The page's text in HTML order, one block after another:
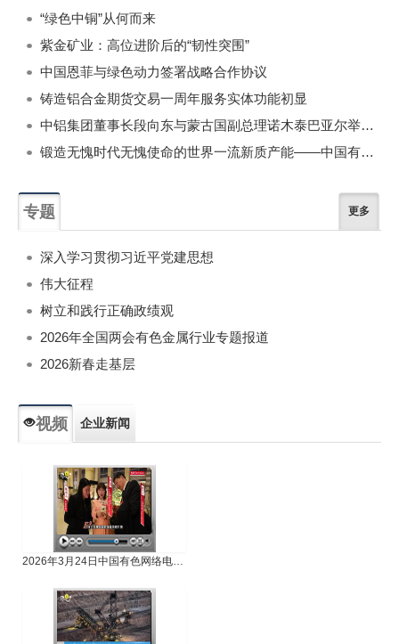
“绿色中铜”从何而来
紫金矿业：高位进阶后的“韧性突围”
中国恩菲与绿色动力签署战略合作协议
铸造铝合金期货交易一周年服务实体功能初显
中铝集团董事长段向东与蒙古国副总理诺木泰巴亚尔举行会谈
锻造无愧时代无愧使命的世界一流新质产能——中国有色金属工业的战略应对与破局之道（二）
专题 更多
深入学习贯彻习近平党建思想
伟大征程
树立和践行正确政绩观
2026年全国两会有色金属行业专题报道
2026新春走基层
视频 企业新闻
2026年3月24日中国有色网络电视新闻